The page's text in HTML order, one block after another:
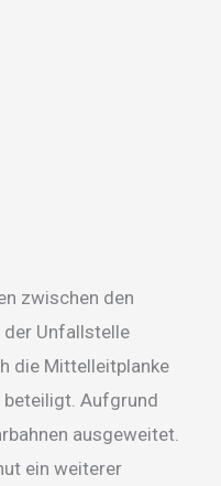
zwischen den
Unfallstelle
die Mittelleitplanke
Aufgrund
ausgeweitet.
ein weiterer